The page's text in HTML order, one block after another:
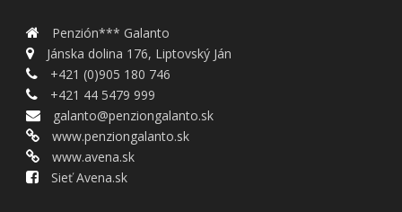
Penzión*** Galanto
Jánska dolina 176, Liptovský Ján
+421 (0)905 180 746
+421 44 5479 999
galanto@penziongalanto.sk
www.penziongalanto.sk
www.avena.sk
Sieť Avena.sk